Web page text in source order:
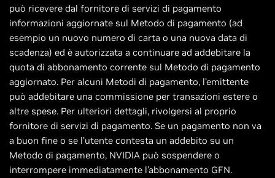
può ricevere dal fornitore di servizi di pagamento
informazioni aggiornate sul Metodo di pagamento (ad
esempio un nuovo numero di carta o una nuova data di
scadenza) ed è autorizzata a continuare ad addebitare la
quota di abbonamento corrente sul Metodo di pagamento
aggiornato. Per alcuni Metodi di pagamento, l’emittente
può addebitare una commissione per transazioni estere o
altre spese. Per ulteriori dettagli, rivolgersi al proprio
fornitore di servizi di pagamento. Se un pagamento non va
a buon fine o se l’utente contesta un addebito su un
Metodo di pagamento, NVIDIA può sospendere o
interrompere immediatamente l’abbonamento GFN.